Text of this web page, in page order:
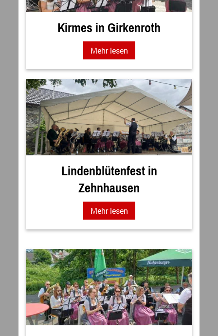
Kirmes in Girkenroth
Mehr lesen
Lindenblütenfest in
Zehnhausen
Mehr lesen